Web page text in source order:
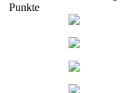
Punkte